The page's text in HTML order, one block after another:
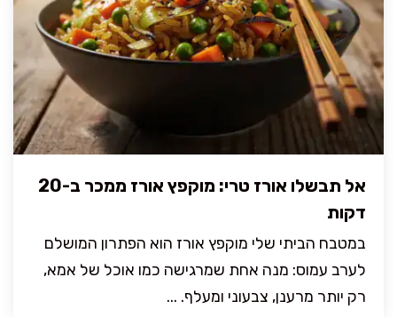
אל תבשלו אורז טרי: מוקפץ אורז ממכר ב-20
דקות
במטבח הביתי שלי מוקפץ אורז הוא הפתרון המושלם
לערב עמוס: מנה אחת שמרגישה כמו אוכל של אמא,
רק יותר מרענן, צבעוני ומעלף. ...